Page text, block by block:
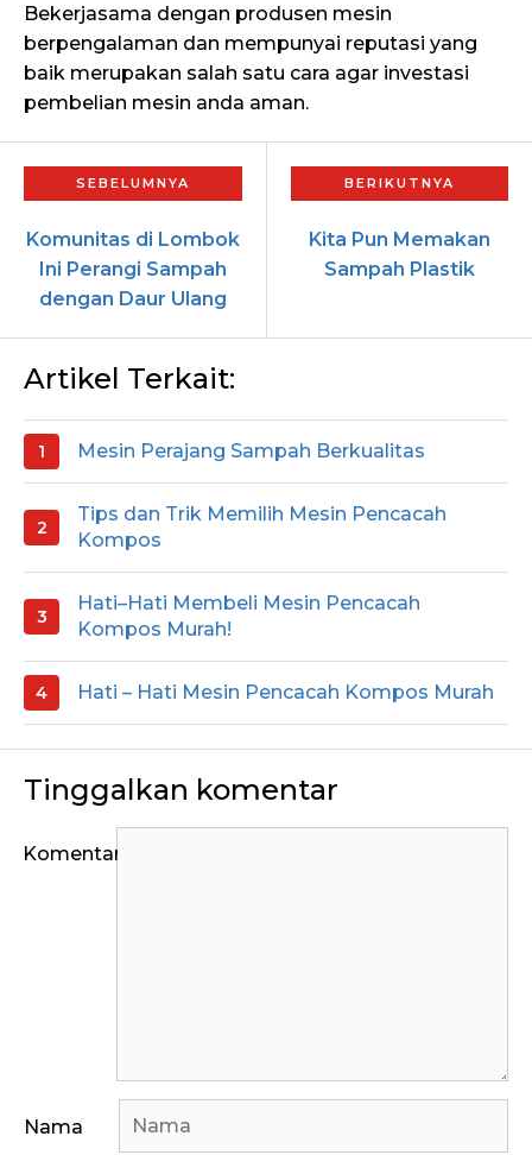
Bekerjasama dengan produsen mesin
berpengalaman dan mempunyai reputasi yang
baik merupakan salah satu cara agar investasi
pembelian mesin anda aman.
Komunitas di Lombok
Ini Perangi Sampah
dengan Daur Ulang
Kita Pun Memakan
Sampah Plastik
Artikel Terkait:
Mesin Perajang Sampah Berkualitas
Tips dan Trik Memilih Mesin Pencacah
Kompos
Hati–Hati Membeli Mesin Pencacah
Kompos Murah!
Hati – Hati Mesin Pencacah Kompos Murah
Tinggalkan komentar
Komentar
Nama